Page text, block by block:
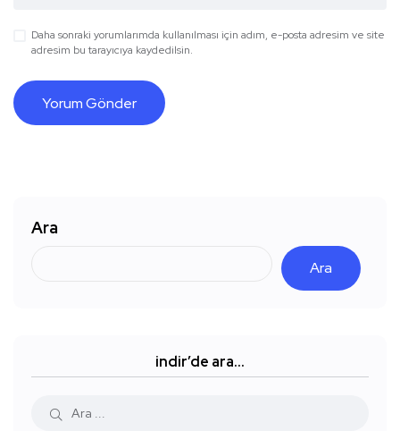
Daha sonraki yorumlarımda kullanılması için adım, e-posta adresim ve site
adresim bu tarayıcıya kaydedilsin.
Ara
Ara
indir’de ara…